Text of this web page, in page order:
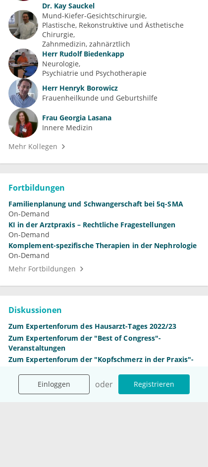
Einloggen oder Registrieren
Einloggen oder Registrieren
Dr. Kay Sauckel
Mund-Kiefer-Gesichtschirurgie
Plastische, Rekonstruktive und Ästhetische
Chirurgie
Zahnmedizin, zahnärztlich
Herr Rudolf Biedenkapp
Neurologie
Psychiatrie und Psychotherapie
Herr Henryk Borowicz
Frauenheilkunde und Geburtshilfe
Frau Georgia Lasana
Innere Medizin
Mehr Kollegen
Fortbildungen
Familienplanung und Schwangerschaft bei 5q-SMA
On-Demand
KI in der Arztpraxis – Rechtliche Fragestellungen
On-Demand
Komplement-spezifische Therapien in der Nephrologie
On-Demand
Mehr Fortbildungen
Diskussionen
Zum Expertenforum des Hausarzt-Tages 2022/23
Zum Expertenforum der "Best of Congress"-
Veranstaltungen
Zum Expertenforum der "Kopfschmerz in der Praxis"-
Mehr Diskussionen